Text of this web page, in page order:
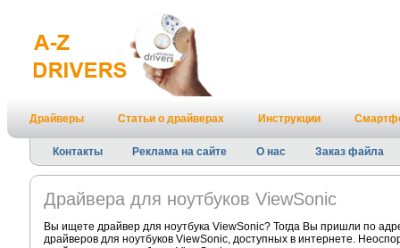
Драйверы Статьи о драйверах Инструкции
Контакты Реклама на сайте О нас Заказ файла
Драйвера для ноутбуков ViewSonic
Вы ищете драйвер для ноутбука ViewSonic? Тогда Вы пришли по
драйверов для ноутбуков ViewSonic, доступных в интернете.